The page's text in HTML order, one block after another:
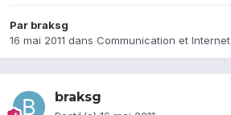
Par braksg
16 mai 2011 dans Communication et Internet
braksg